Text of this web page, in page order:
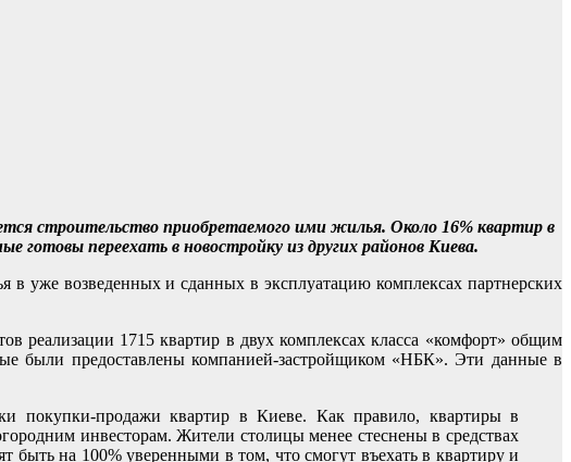
строительство приобретаемого ими жилья. Около 16% квартир в
переехать в новостройку из других районов Киева.
уже возведенных и сданных в эксплуатацию комплексах партнерских
реализации 1715 квартир в двух комплексах класса «комфорт» общим
были предоставлены компанией-застройщиком «НБК». Эти данные в
покупки-продажи квартир в Киеве. Как правило, квартиры в
инвесторам. Жители столицы менее стеснены в средствах
быть на 100% уверенными в том, что смогут въехать в квартиру и